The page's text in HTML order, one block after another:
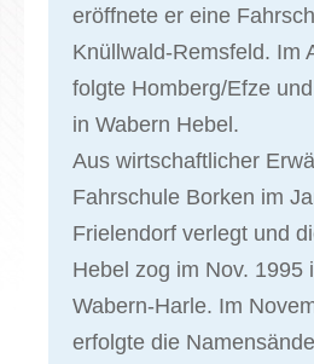
eröffnete er eine
Knüllwald-Remsfeld. Im
folgte Homberg/Efze
in Wabern Hebel.
Aus wirtschaftlicher
Fahrschule Borken im
Frielendorf verlegt und
Hebel zog im Nov. 1995
Wabern-Harle. Im
erfolgte die